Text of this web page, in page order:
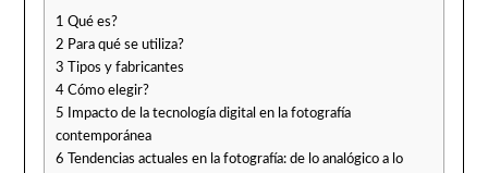
1 Qué es?
2 Para qué se utiliza?
3 Tipos y fabricantes
4Cómo elegir?
5 Impacto de la tecnología digital en la fotografía
contemporánea
6 Tendencias actuales en la fotografía: de lo analógico a lo